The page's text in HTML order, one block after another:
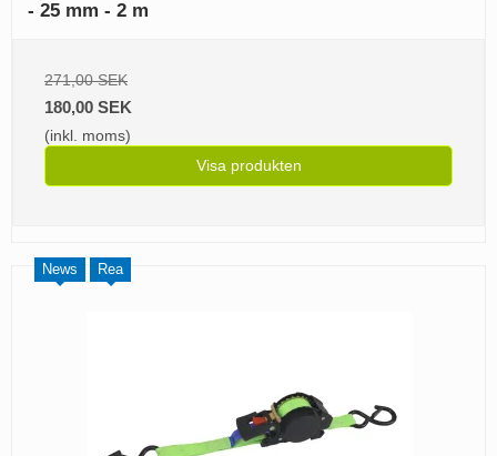
- 25 mm - 2 m
271,00 SEK
180,00 SEK
(inkl. moms)
Visa produkten
News Rea